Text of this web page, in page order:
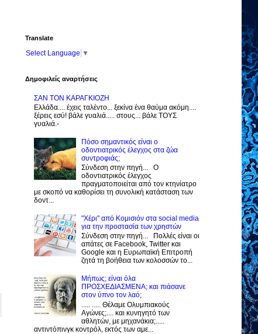
Translate
Select Language ▼
Δημοφιλείς αναρτήσεις
ΣΑΝ ΤΟΝ ΚΑΡΑΓΚΙΟΖΗ
Ελλάδα.... έχεις ταλέντο... ξεκίνα ένα θαύμα ακόμη....
ξέρεις εσύ! βάλε γυαλιά..... στους... βάλε ΤΟΥΣ
γυαλιά.-
Πόσο σημαντικός είναι ο
οδοντιατρικός έλεγχος στα ζώα
συντροφιάς;
Σύνδεση στην πηγή... Ο
οδοντιατρικός έλεγχος
πραγματοποιείται από τον κτηνίατρο
με σκοπό να καθορίσει τη συνολική κατάσταση των
δοντ...
"Χέρι" από Κομισιόν στα social media
για την προστασία των χρηστών
Σύνδεση στην πηγή... Πολλές είναι οι
απάτες σε Facebook, Twitter και
Google και η Ευρωπαϊκή Επιτροπή
ζητά τη βοήθεια των κολοσσών το...
Μήπως; είναι όλα
ΠΡΟΣΧΕΔΙΑΣΜΕΝΑ; και πιάσανε
στον ύπνο τον λαό;
..... ..... Θέλαμε Ολυμπιακούς
Αγώνες;.... και κυνηγητό των
αθλητών, με μηχανάκια;.....
αντιντόπινγκ κοντρόλ, εκτός των αμε...